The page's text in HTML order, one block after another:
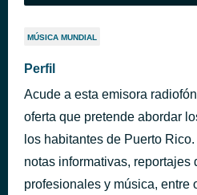
MÚSICA MUNDIAL
Perfil
Acude a esta emisora
oferta que pretende abordar
los habitantes de Puerto
notas informativas, reportajes
profesionales y música, entre